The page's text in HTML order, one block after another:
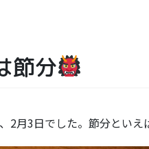
節分
2月3日でした。節分とい